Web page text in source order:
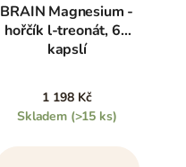
BRAIN Magnesium -
hořčík l-treonát, 60
kapslí
1 198 Kč
Skladem (>15 ks)